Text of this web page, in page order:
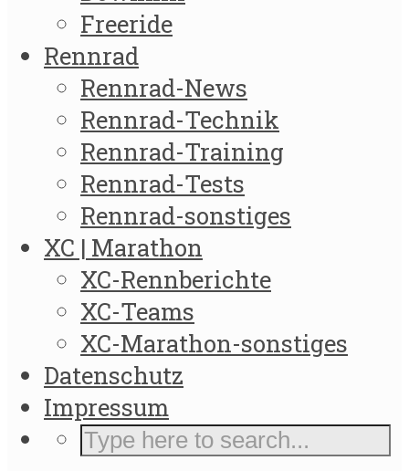
Freeride
Rennrad
Rennrad-News
Rennrad-Technik
Rennrad-Training
Rennrad-Tests
Rennrad-sonstiges
XC | Marathon
XC-Rennberichte
XC-Teams
XC-Marathon-sonstiges
Datenschutz
Impressum